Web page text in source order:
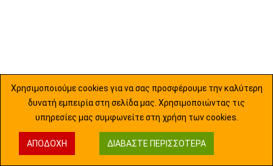
Χρησιμοποιούμε cookies για να σας προσφέρουμε την καλύτερη
δυνατή εμπειρία στη σελίδα μας. Χρησιμοποιώντας τις
υπηρεσίες μας συμφωνείτε στη χρήση των cookies.
ΑΠΟΔΟΧΉ ΔΙΑΒΆΣΤΕ ΠΕΡΙΣΣΌΤΕΡΑ